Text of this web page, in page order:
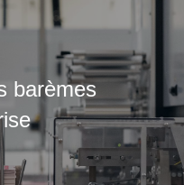
barèmes